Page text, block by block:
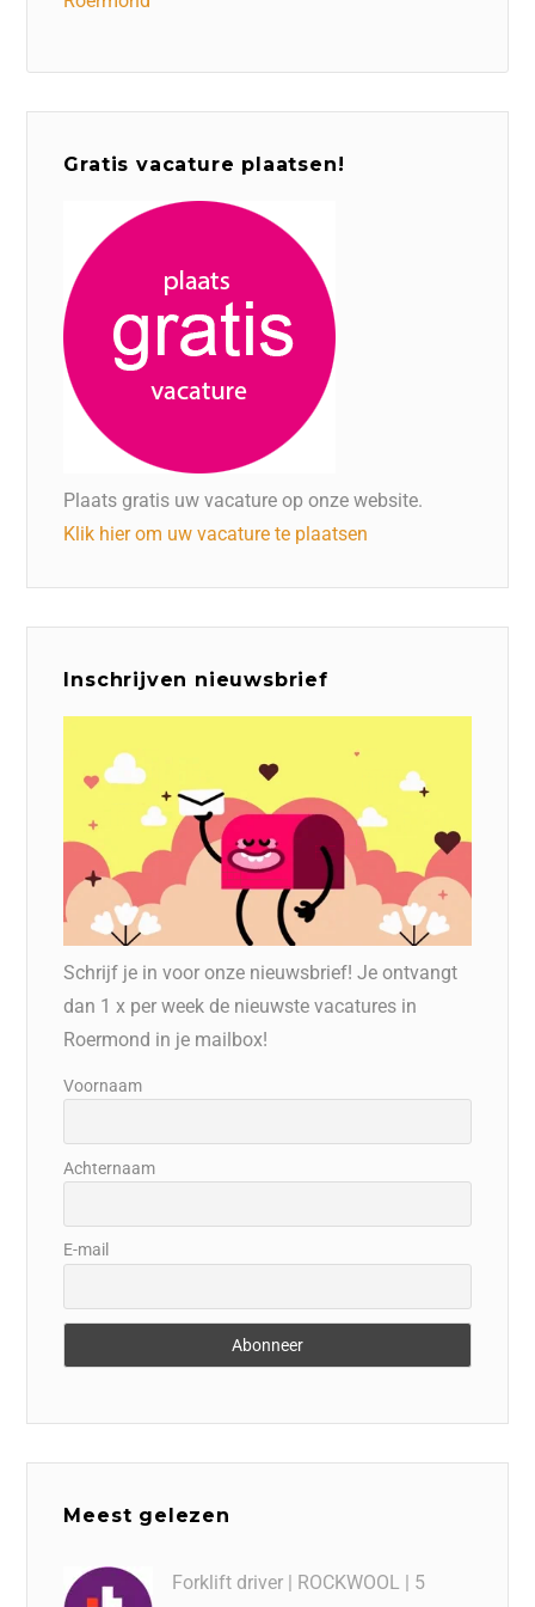
Gratis vacature plaatsen!
Plaats gratis uw vacature op onze website.
Klik hier om uw vacature te plaatsen
Inschrijven nieuwsbrief
Schrijf je in voor onze nieuwsbrief! Je ontvangt
dan 1 x per week de nieuwste vacatures in
Roermond in je mailbox!
Voornaam
Achternaam
E-mail
Meest gelezen
Forklift driver | ROCKWOOL | 5